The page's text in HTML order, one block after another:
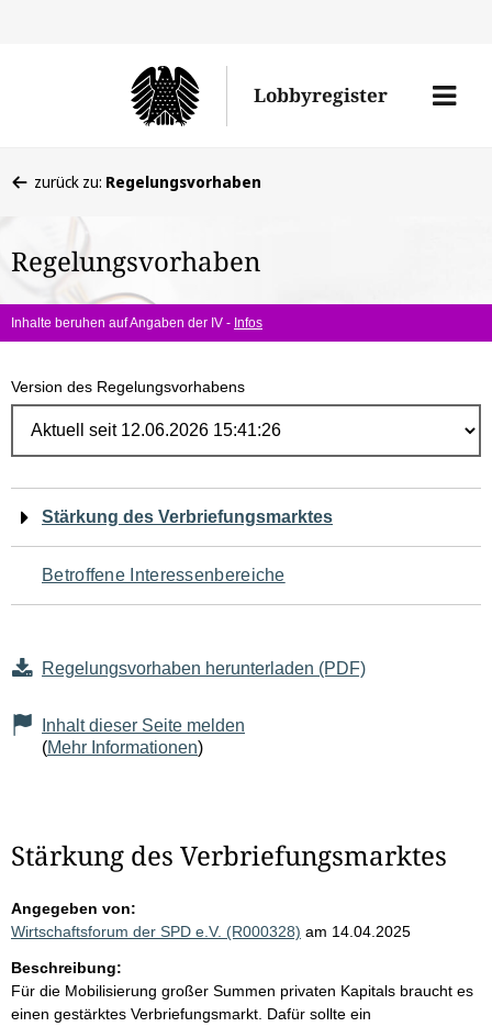
Lobbyregister
Menü
befinden
hier:
zurück zu: Regelungsvorhaben
Regelungsvorhaben
Inhalte beruhen auf Angaben der IV - Infos
Version des Regelungsvorhabens
Navigation
für
den
Seiteninhalt
Stärkung des Verbriefungsmarktes
Betroffene Interessenbereiche
Regelungsvorhaben herunterladen (PDF)
Inhalt dieser Seite melden
(Mehr Informationen)
Stärkung des Verbriefungsmarktes
Angegeben von:
Wirtschaftsforum der SPD e.V. (R000328) am 14.04.2025
Beschreibung:
Für die Mobilisierung großer Summen privaten Kapitals braucht es
einen gestärktes Verbriefungsmarkt. Dafür sollte ein